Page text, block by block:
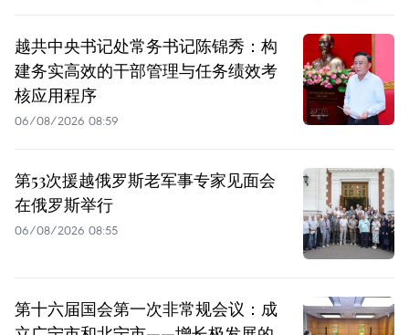
越共中央书记处常务书记陈锦秀：构
建务实高效的干部管理与任务绩效考
核应用程序
06/08/2026 08:59
第53次援越俄罗斯老军事专家见面会
在俄罗斯举行
06/08/2026 08:55
第十六届国会第一次非常规会议：成